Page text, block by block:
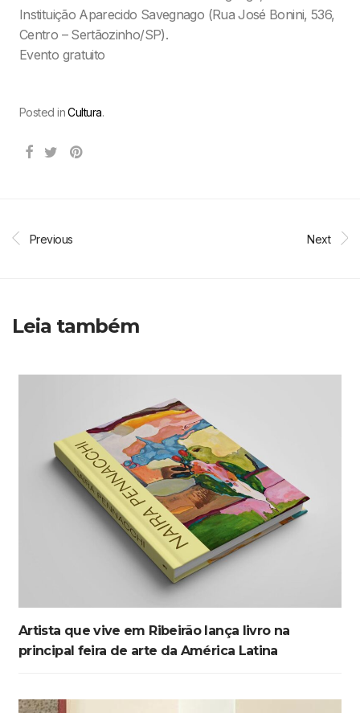
Instituição Aparecido Savegnago (Rua José Bonini, 536,
Centro – Sertãozinho/SP).
Evento gratuito
Posted inCultura.
Previous Next
Leia também
Artista que vive em Ribeirão lança livro na
principal feira de arte da América Latina